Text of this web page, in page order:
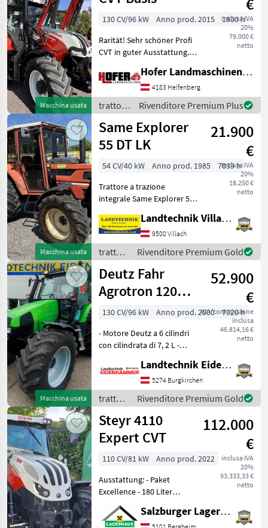
Macchina usata
inclusa IVA
20%
79.000 €
netto
130 CV/96 kW Anno prod. 2015
1800 h
Rarität! Sehr schöner Profi
CVT in guter Ausstattung.
Frontzapfwelle, Isobus ,
eigenen Steuergeräten (
über Loadsensing) Or
Hofer Landmaschinen Handels GmbH.
4183 Helfenberg
trattori
/ Steyr
Rivenditore Premium Plus
Macchina usata
Same Explorer
55 DT LK
21.900
€
inclusa IVA
20%
18.250 €
netto
54 CV/40 kW Anno prod. 1985
7039 h
Trattore a trazione
integrale Same Explorer 55
ventilazione, radio, gancio
di traino regolabile in
continuo, 1 distributore
DW, 1 distributore
Landtechnik Villach GmbH
9500 Villach
trattori
/ Same
Rivenditore Premium Gold
Macchina usata
Deutz Fahr
Agrotron 120
Premium
52.900
€
IVA/commissione
inclusa
46.814,16 €
netto
130 CV/96 kW Anno prod. 2000
7920 h
- Motore Deutz a 6 cilindri
con cilindrata di 7, 2 L -
4 marce in carico e velocità
massima di 50 km/h -
Powershuttle - Assale
anteriore sos
Landtechnik Eidenhammer GmbH
5274 Burgkirchen
trattori
/ Deutz
Fahr
Rivenditore Premium Gold
Steyr 4110
Expert CVT
112.000
€
inclusa IVA
20%
93.333,33 €
netto
110 CV/81 kW
Anno prod. 2022
Ausstattung: - Paket
Excellence - 180 Liter
Kraftstofftank + 19 Liter
AdBlue-Tank mit
Salzburger Lagerhaus-Technik